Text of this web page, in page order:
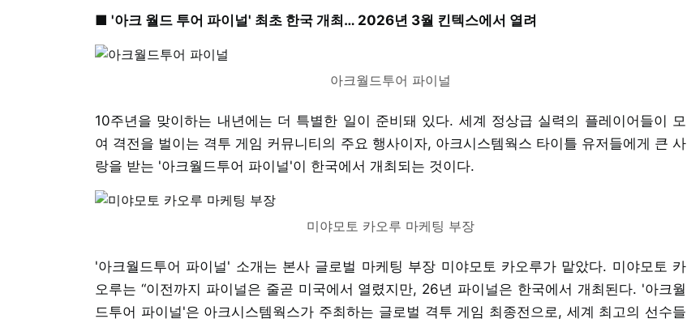
■ '아크 월드 투어 파이널' 최초 한국 개최… 2026년 3월 킨텍스에서 열려
아크월드투어 파이널
10주년을 맞이하는 내년에는 더 특별한 일이 준비돼 있다. 세계 정상급 실력의 플레이어들이 모
여 격전을 벌이는 격투 게임 커뮤니티의 주요 행사이자, 아크시스템웍스 타이틀 유저들에게 큰 사
랑을 받는 '아크월드투어 파이널'이 한국에서 개최되는 것이다.
미야모토 카오루 마케팅 부장
'아크월드투어 파이널' 소개는 본사 글로벌 마케팅 부장 미야모토 카오루가 맡았다. 미야모토 카
오루는 “이전까지 파이널은 줄곧 미국에서 열렸지만, 26년 파이널은 한국에서 개최된다. '아크월
드투어 파이널'은 아크시스템웍스가 주최하는 글로벌 격투 게임 최종전으로, 세계 최고의 선수들